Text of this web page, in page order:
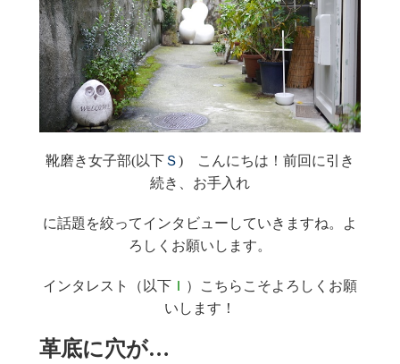
靴磨き女子部(以下 Ｓ) こんにちは！前回に引き
続き、お手入れ
に話題を絞ってインタビューしていきますね。よ
ろしくお願いします。
インタレスト（以下 Ｉ ）こちらこそよろしくお願
いします！
革底に穴が…